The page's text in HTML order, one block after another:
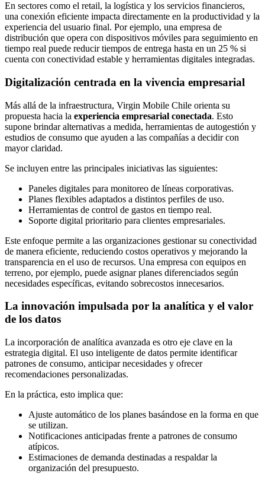
En sectores como el retail, la logística y los servicios financieros,
una conexión eficiente impacta directamente en la productividad y la
experiencia del usuario final. Por ejemplo, una empresa de
distribución que opera con dispositivos móviles para seguimiento en
tiempo real puede reducir tiempos de entrega hasta en un 25 % si
cuenta con conectividad estable y herramientas digitales integradas.
Digitalización centrada en la vivencia empresarial
Más allá de la infraestructura, Virgin Mobile Chile orienta su
propuesta hacia la experiencia empresarial conectada. Esto
supone brindar alternativas a medida, herramientas de autogestión y
estudios de consumo que ayuden a las compañías a decidir con
mayor claridad.
Se incluyen entre las principales iniciativas las siguientes:
Paneles digitales para monitoreo de líneas corporativas.
Planes flexibles adaptados a distintos perfiles de uso.
Herramientas de control de gastos en tiempo real.
Soporte digital prioritario para clientes empresariales.
Este enfoque permite a las organizaciones gestionar su conectividad
de manera eficiente, reduciendo costos operativos y mejorando la
transparencia en el uso de recursos. Una empresa con equipos en
terreno, por ejemplo, puede asignar planes diferenciados según
necesidades específicas, evitando sobrecostos innecesarios.
La innovación impulsada por la analítica y el valor
de los datos
La incorporación de analítica avanzada es otro eje clave en la
estrategia digital. El uso inteligente de datos permite identificar
patrones de consumo, anticipar necesidades y ofrecer
recomendaciones personalizadas.
En la práctica, esto implica que:
Ajuste automático de los planes basándose en la forma en que
se utilizan.
Notificaciones anticipadas frente a patrones de consumo
atípicos.
Estimaciones de demanda destinadas a respaldar la
organización del presupuesto.